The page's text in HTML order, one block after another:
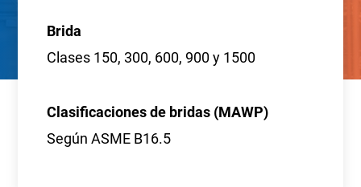
Brida
Clases 150, 300, 600, 900 y 1500
Clasificaciones de bridas (MAWP)
Según ASME B16.5